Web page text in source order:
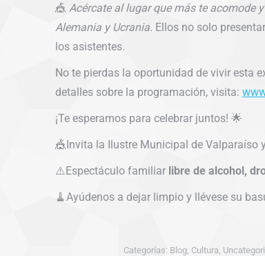
🎪 Acércate al lugar que más te acomode
Alemania y Ucrania. Ellos no solo
los asistentes.
No te pierdas la oportunidad de vivir esta
detalles sobre la programación, visita:
¡Te esperamos para celebrar juntos! 🌟
🎪Invita la Ilustre Municipal de Valparaíso
⚠️Espectáculo familiar libre de alcohol,
🧹Ayúdenos a dejar limpio y llévese su
Categorías: Blog, Cultura